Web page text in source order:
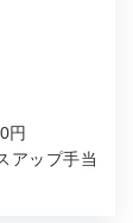
円
アップ手当